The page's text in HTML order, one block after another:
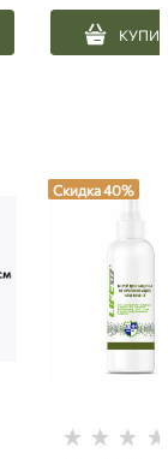
Скидка 40%